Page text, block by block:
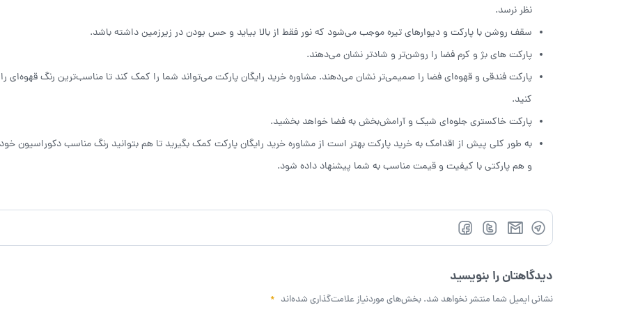
نظر نرسد.
سقف روشن با پارکت و دیوارهای تیره موجب می‌شود که نور فقط از بالا بیاید و حس بودن در زیرزمین داشته باشد.
پارکت های بژ و کرم فضا را روشن‌تر و شادتر نشان می‌دهند.
پارکت فندقی و قهوه‌ای فضا را صمیمی‌تر نشان می‌دهند. مشاوره خرید رایگان پارکت می‌تواند شما را کمک کند تا مناسب‌ترین رنگ قهوه‌ای
کنید.
پارکت خاکستری جلوه‌ای شیک و آرامش‌بخش به فضا خواهد بخشید.
به طور کلی پیش از اقدامک به خرید پارکت بهتر است از مشاوره خرید رایگان پارکت کمک بگیرید تا هم بتوانید رنگ مناسب دکوراسیون خود
و هم پارکتی با کیفیت و قیمت مناسب به شما پیشنهاد داده شود.
دیدگاهتان را بنویسید
نشانی ایمیل شما منتشر نخواهد شد. بخش‌های موردنیاز علامت‌گذاری شده‌اند *